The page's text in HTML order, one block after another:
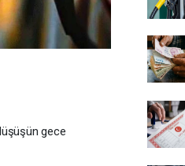
gece